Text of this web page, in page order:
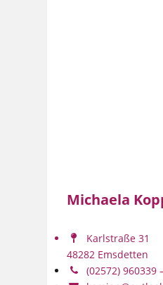
Michaela
Karlstraße 31
48282 Emsdetten
(02572) 960339